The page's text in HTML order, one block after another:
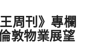
周刊》專欄
敦物業展望